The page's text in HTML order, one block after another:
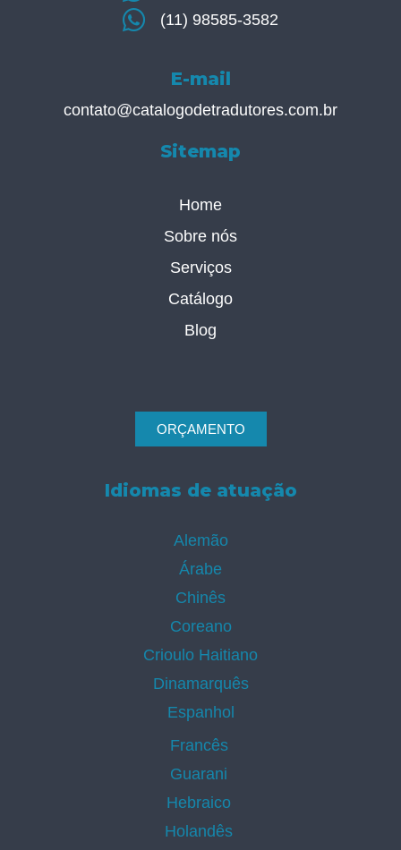
(11) 98585-3582
E-mail
contato@catalogodetradutores.com.br
Sitemap
Home
Sobre nós
Serviços
Catálogo
Blog
ORÇAMENTO
Idiomas de atuação
Alemão
Árabe
Chinês
Coreano
Crioulo Haitiano
Dinamarquês
Espanhol
Francês
Guarani
Hebraico
Holandês